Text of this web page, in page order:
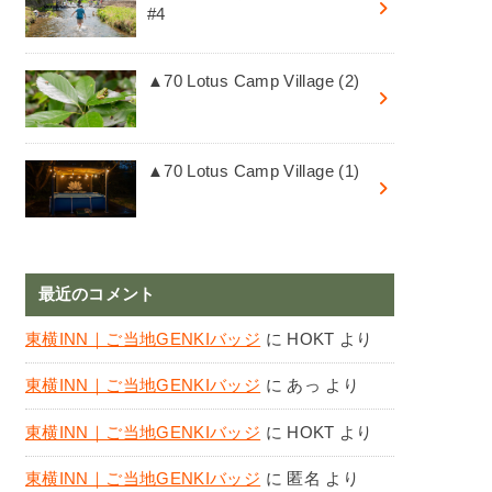
#4
▲70 Lotus Camp Village (2)
▲70 Lotus Camp Village (1)
最近のコメント
東横INN｜ご当地GENKIバッジ に HOKT より
東横INN｜ご当地GENKIバッジ に あっ より
東横INN｜ご当地GENKIバッジ に HOKT より
東横INN｜ご当地GENKIバッジ に 匿名 より